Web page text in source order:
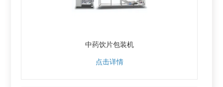
中药饮片包装机
点击详情